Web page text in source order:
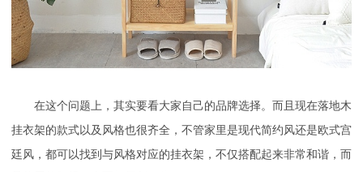
在这个问题上，其实要看大家自己的品牌选择。而且现在落地木
挂衣架的款式以及风格也很齐全，不管家里是现代简约风还是欧式宫
廷风，都可以找到与风格对应的挂衣架，不仅搭配起来非常和谐，而